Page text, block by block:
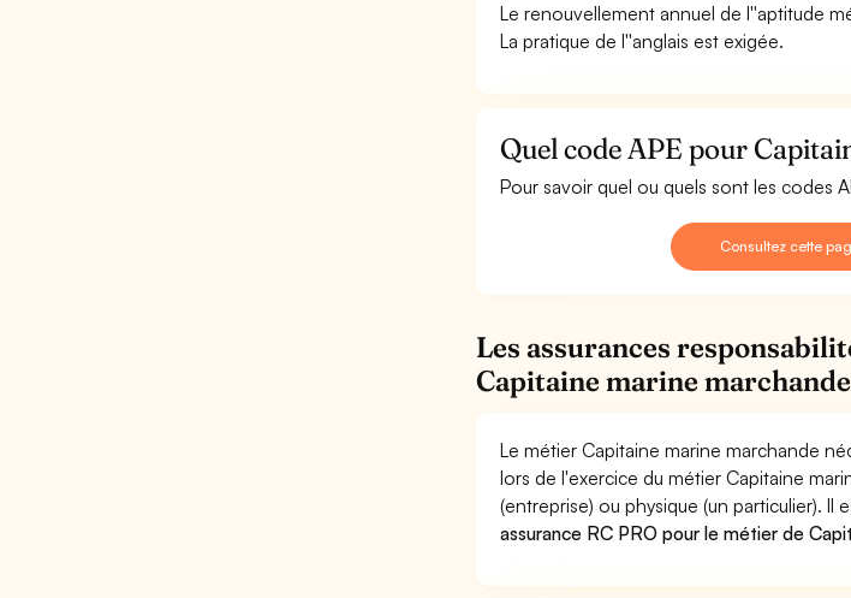
Le renouvellement annuel de l''aptitude
La pratique de l''anglais est exigée.
Quel code APE pour
Pour savoir quel ou quels sont les codes
Consultez cette
Les assurances
Capitaine marine marchande
Le métier Capitaine marine marchande
lors de l'exercice du métier Capitaine
(entreprise) ou physique (un particulier).
assurance RC PRO pour le métier de